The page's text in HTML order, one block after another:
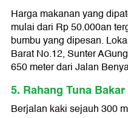
Harga makanan yang
mulai dari Rp 50.000an
bumbu yang dipesan.
Barat No.12, Sunter
650 meter dari Jalan
5. Rahang Tuna
Berjalan kaki sejauh 300